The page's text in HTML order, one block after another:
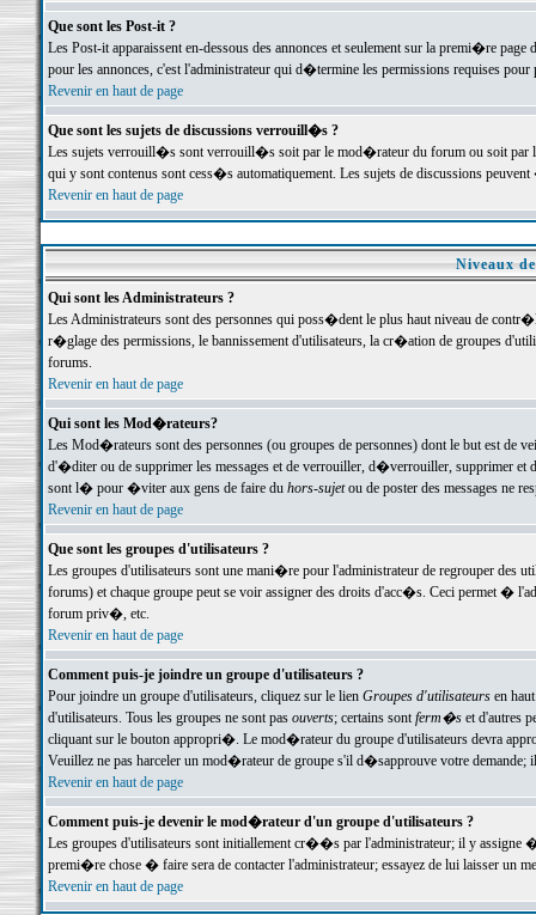
Que sont les Post-it ?
Les Post-it apparaissent en-dessous des annonces et seulement sur la premi�re
pour les annonces, c'est l'administrateur qui d�termine les permissions requises pour
Revenir en haut de page
Que sont les sujets de discussions verrouill�s ?
Les sujets verrouill�s sont verrouill�s soit par le mod�rateur du forum ou soit par
qui y sont contenus sont cess�s automatiquement. Les sujets de discussions
Revenir en haut de page
Niveaux
Qui sont les Administrateurs ?
Les Administrateurs sont des personnes qui poss�dent le plus haut niveau de
r�glage des permissions, le bannissement d'utilisateurs, la cr�ation de groupes
forums.
Revenir en haut de page
Qui sont les Mod�rateurs?
Les Mod�rateurs sont des personnes (ou groupes de personnes) dont le but est de
d'�diter ou de supprimer les messages et de verrouiller, d�verrouiller, supprimer
sont l� pour �viter aux gens de faire du hors-sujetou de poster des messages ne
Revenir en haut de page
Que sont les groupes d'utilisateurs ?
Les groupes d'utilisateurs sont une mani�re pour l'administrateur de regrouper des
forums) et chaque groupe peut se voir assigner des droits d'acc�s. Ceci permet
forum priv�, etc.
Revenir en haut de page
Comment puis-je joindre un groupe d'utilisateurs ?
Pour joindre un groupe d'utilisateurs, cliquez sur le lien Groupes d'utilisateursen haut
d'utilisateurs. Tous les groupes ne sont pas ouverts; certains sontferm�set d'autres
cliquant sur le bouton appropri�. Le mod�rateur du groupe d'utilisateurs devra
Veuillez ne pas harceler un mod�rateur de groupe s'il d�sapprouve votre demande;
Revenir en haut de page
Comment puis-je devenir le mod�rateur d'un groupe d'utilisateurs ?
Les groupes d'utilisateurs sont initiallement cr��s par l'administrateur; il y
premi�re chose � faire sera de contacter l'administrateur; essayez de lui laisser un
Revenir en haut de page